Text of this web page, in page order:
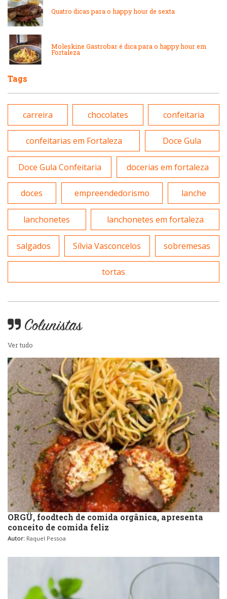
Peixes e Frutos do Mar
Portuguesa
Self-service
Sobremesas e sorvetes
Variados
Quatro dicas para o happy hour de sexta
Moleskine Gastrobar é dica para o happy hour em
Fortaleza
Tags
carreira chocolates confeitaria
confeitarias em Fortaleza Doce Gula
Doce Gula Confeitaria docerias em fortaleza
doces empreendedorismo lanche
lanchonetes lanchonetes em fortaleza
salgados Sílvia Vasconcelos sobremesas
tortas
Colunistas
Ver tudo
ORGÜ, foodtech de comida orgânica, apresenta
conceito de comida feliz
Autor: Raquel Pessoa